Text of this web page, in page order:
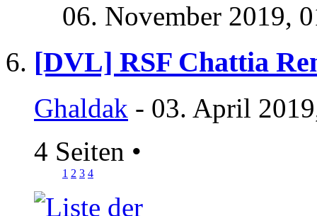
06. November 2019,
[DVL] RSF Chattia
Ghaldak - 03. April
4 Seiten •
1 2 3 4